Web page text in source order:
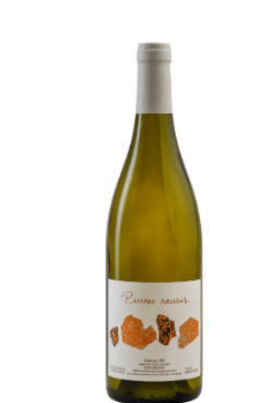
59 rue Grignan
13006 Marseille
T: 04 91 33 46 59